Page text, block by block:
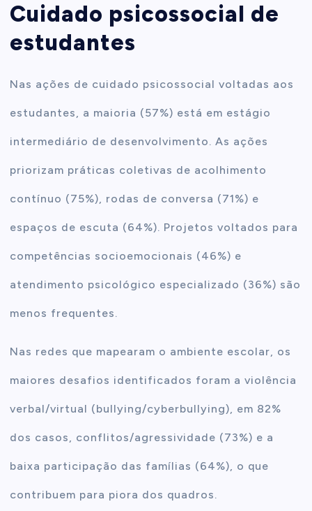
Cuidado psicossocial de
estudantes
Nas ações de cuidado psicossocial voltadas aos
estudantes, a maioria (57%) está em estágio
intermediário de desenvolvimento. As ações
priorizam práticas coletivas de acolhimento
contínuo (75%), rodas de conversa (71%) e
espaços de escuta (64%). Projetos voltados para
competências socioemocionais (46%) e
atendimento psicológico especializado (36%) são
menos frequentes.
Nas redes que mapearam o ambiente escolar, os
maiores desafios identificados foram a violência
verbal/virtual (bullying/cyberbullying), em 82%
dos casos, conflitos/agressividade (73%) e a
baixa participação das famílias (64%), o que
contribuem para piora dos quadros.